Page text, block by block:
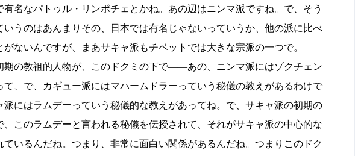
名なパトゥル・リンポチェとかね。あの辺はニンマ派ですね。で、そう
いうのはあんまりその、日本では有名じゃないっていうか、他の派に比べ
ないんですが、まあサキャ派もチベットでは大きな宗派の一つで。
の教祖的人物が、このドクミの下で――あの、ニンマ派にはゾクチェン
て、で、カギュー派にはマハームドラーっていう秘儀の教えがあるわけで
派にはラムデーっていう秘儀的な教えがあってね。で、サキャ派の初期の
このラムデーと言われる秘儀を伝授されて、それがサキャ派の中心的な
いるんだね。つまり、非常に面白い関係があるんだね。つまりこのドク